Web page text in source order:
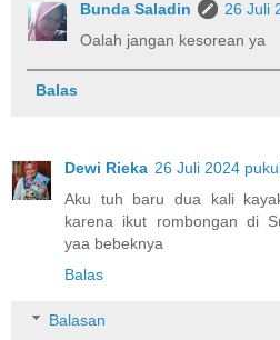
Bunda Saladin
26 Juli
Oalah jangan kesorean ya
Balas
Dewi Rieka 26 Juli 2024
Aku tuh baru dua kali
karena ikut rombongan di
yaa bebeknya
Balas
Balasan